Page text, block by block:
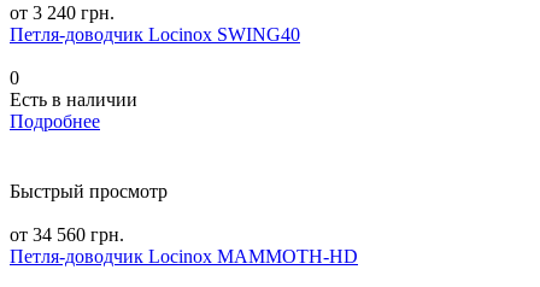
от 3 240 грн.
Петля-доводчик Locinox SWING40
0
Есть в наличии
Подробнее
Быстрый просмотр
от 34 560 грн.
Петля-доводчик Locinox MAMMOTH-HD